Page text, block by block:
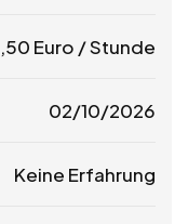
Euro / Stunde
02/10/2026
Keine Erfahrung